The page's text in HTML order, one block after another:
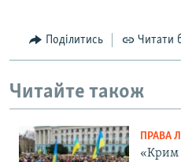
Поділитись Читати
Читайте також
ПРАВА
«Крим